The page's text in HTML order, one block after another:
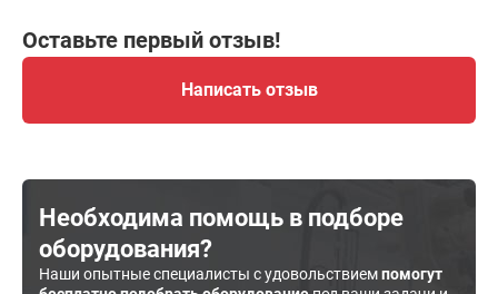
Оставьте первый отзыв!
Написать отзыв
Необходима помощь в подборе
оборудования?
Наши опытные специалисты с удовольствиемпомогут